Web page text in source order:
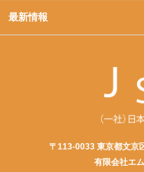
最新情報
〒113-0033 東京都文京
有限会社エ